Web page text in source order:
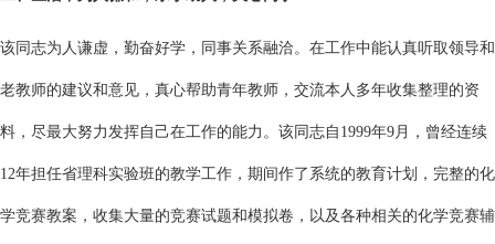
该同志为人谦虚，勤奋好学，同事关系融洽。在工作中能认真听取领导和
老教师的建议和意见，真心帮助青年教师，交流本人多年收集整理的资
料，尽最大努力发挥自己在工作的能力。该同志自1999年9月，曾经连续
12年担任省理科实验班的教学工作，期间作了系统的教育计划，完整的化
学竞赛教案，收集大量的竞赛试题和模拟卷，以及各种相关的化学竞赛辅